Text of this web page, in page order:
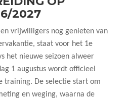
2027
en vrijwilligers nog genieten van
staat voor het 1e
het nieuwe seizoen alweer
1 augustus wordt officieel
training. De selectie start om
en weging, waarna de